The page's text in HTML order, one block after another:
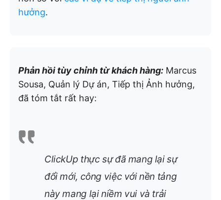
hưởng.
Phản hồi tùy chỉnh từ khách hàng: Marcus
Sousa, Quản lý Dự án, Tiếp thị Ảnh hưởng,
đã tóm tắt rất hay:
ClickUp thực sự đã mang lại sự
đổi mới, công việc với nền tảng
này mang lại niềm vui và trải